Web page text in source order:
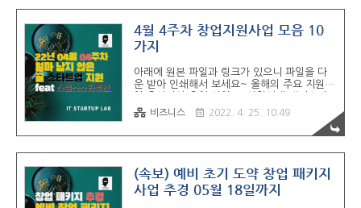
Smart-X Airport(인천국제공항항공사) 사업
8. 콘텐츠 분야 재도전 스타트업 사업화 05월
06일까지 9. 과학벨트 세종 BCC 유망스타트
이팅 11. 스파크랩 19기 모집 (연장) 05월 08
일까지 총 합 3.0 만 명 규모의 IT모임이 제휴
4월 4주차 창업지원사업 모음 10
가지
아래에 원본 파일과 링크가 있으니 파일을 다
운 받아 인쇄해서 보세요~ 올해의 주요 지원사
운 스타일테크 창업경진대회 (기한 연장) 04
26까지 2. 신한 스퀘어 브릿지 대구 신한 인큐
베이션 1기 3. AI 양재 허브 1차 신규 입주기
픈 이노베이션 6. 3rd PATHACK : 쉬운 해커
톤 7. 경기콘텐츠진흥원, 남부권역센터 가상오
피스 04 28까지 8. KB유니콘 클럽 2기 참여
비즈니스 2022. 4. 25. 10:49
(속보) 예비 초기 도약 창업 패키지
사업 추경 05월 18일까지